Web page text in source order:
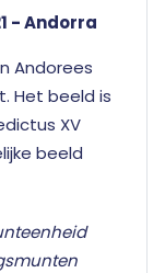
- Andorra
Andorees
Het beeld is
XV
beeld